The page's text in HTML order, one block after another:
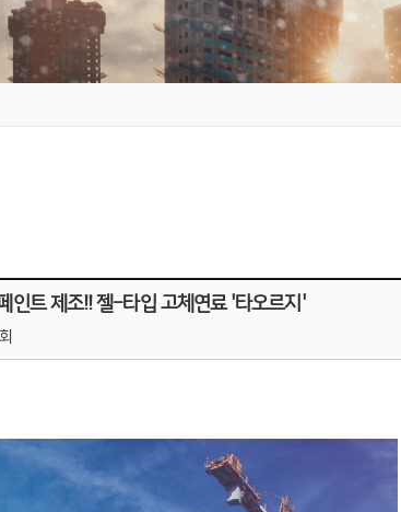
인트 제조!! 젤-타입 고체연료 '타오르지'